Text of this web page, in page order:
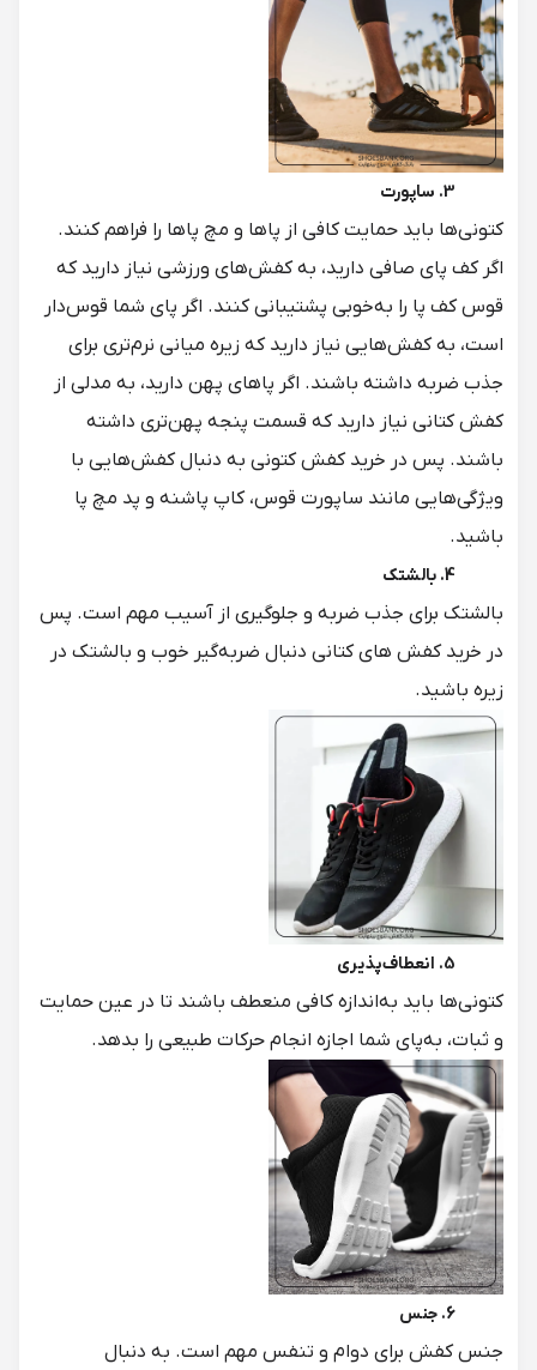
3. ساپورت
کتونی‌ها باید حمایت کافی از پاها و مچ پاها را فراهم کنند.
اگر کف پای صافی دارید، به کفش‌های ورزشی نیاز دارید که
قوس کف پا را به‌خوبی پشتیبانی کنند. اگر پای شما قوس‌دار
است، به کفش‌هایی نیاز دارید که زیره میانی نرم‌تری برای
جذب ضربه داشته باشند. اگر پاهای پهن دارید، به مدلی از
کفش کتانی نیاز دارید که قسمت پنجه پهن‌تری داشته
باشند. پس در خرید کفش کتونی به دنبال کفش‌هایی با
ویژگی‌هایی مانند ساپورت قوس، کاپ پاشنه و پد مچ پا
باشید.
4. بالشتک
بالشتک برای جذب ضربه و جلوگیری از آسیب مهم است. پس
در خرید کفش های کتانی دنبال ضربه‌گیر خوب و بالشتک در
زیره باشید.
5. انعطاف‌پذیری
کتونی‌ها باید به‌اندازه کافی منعطف باشند تا در عین حمایت
و ثبات، به‌پای شما اجازه انجام حرکات طبیعی را بدهد.
6. جنس
جنس کفش برای دوام و تنفس مهم است. به دنبال